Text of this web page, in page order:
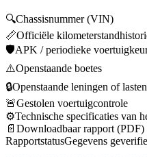
🔍Chassisnummer (VIN)
📏Officiële
🛡️APK / periodieke
⚠️Openstaande boetes
🔒Openstaande leningen of lasten
🚨Gestolen voertuigcontrole
⚙️Technische specificaties van
📄 Downloadbaar rapport (PDF)
RapportstatusGegevens